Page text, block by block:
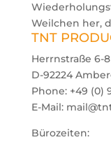
Weilchen her,
TNT
Herrnstraße 6-8
D-92224
Phone: +49 (0)
E-Mail:
Bürozeiten: